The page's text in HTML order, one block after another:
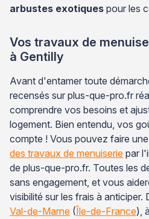
arbustes exotiques pour les
Vos travaux de
à Gentilly
Avant d'entamer toute
recensés sur plus-que-pro.fr
comprendre vos besoins et
logement. Bien entendu, vos
compte ! Vous pouvez faire
des travaux de menuiserie par
de plus-que-pro.fr. Toutes les
sans engagement, et vous
visibilité sur les frais à anticiper.
Val-de-Marne (Île-de-France),